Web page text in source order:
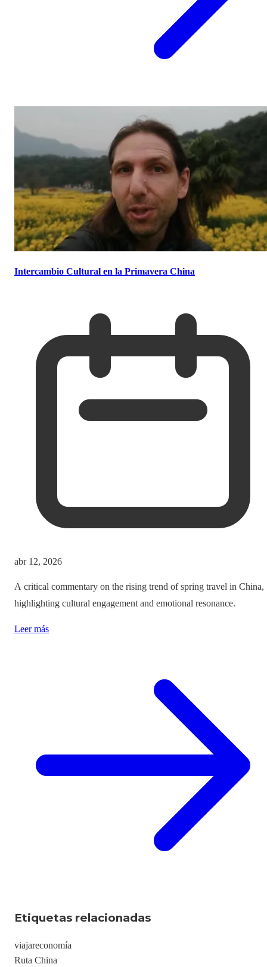
Intercambio Cultural en la Primavera China
abr 12, 2026
A critical commentary on the rising trend of spring travel in China,
highlighting cultural engagement and emotional resonance.
Leer más
Etiquetas relacionadas
viajareconomía
Ruta China